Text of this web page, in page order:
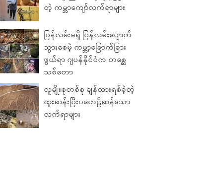
တဲ့ ကမ္ဘာကျော်လက်ရာများ
ပြန်လမ်းမရှိ ပြန်လမ်းပျောက်
သွားစေမဲ့ ကမ္ဘာ့ခြောက်ခြား
ဖွယ်ရာ ဂျပန်နိုင်ငံက တစ္ဆေ
သစ်တော
လူမျိုးစုတစ်စု ချန်ထားရစ်ခဲ့တဲ့
ထူးဆန်းပြီးပဟေဠိဆန်သော
လက်ရာများ